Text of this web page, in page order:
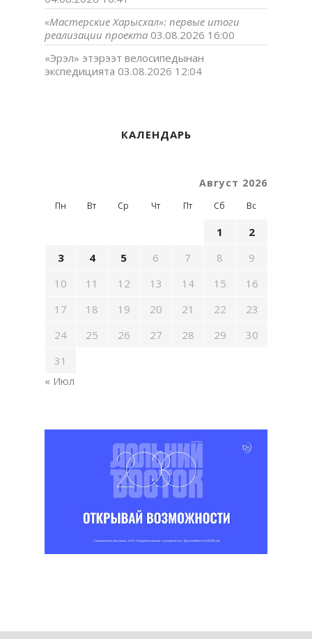
«Мастерские Харысхал»: первые итоги
реализации проекта 03.08.2026 16:00
«Эрэл» этэрээт велосипедынан
экспедицията 03.08.2026 12:04
КАЛЕНДАРЬ
Август 2026
Пн Вт Ср Чт Пт Сб Вс
1
2
3
4 5 6 7 8
9
10
11 12 13 14 15
16
17
18 19 20 21 22
23
24
25 26 27 28 29
30
31
« Июл